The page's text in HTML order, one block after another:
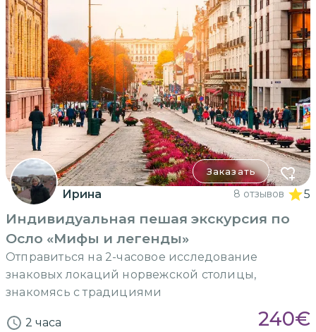
Заказать
Ирина 8 отзывов 5
Индивидуальная пешая экскурсия по
Осло «Мифы и легенды»
Отправиться на 2-часовое исследование
знаковых локаций норвежской столицы,
знакомясь с традициями
2 часа 240€